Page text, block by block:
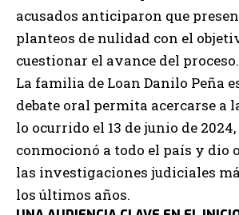
acusados anticiparon que
planteos de nulidad con el
cuestionar el avance del proceso.
La familia de Loan Danilo Peña
debate oral permita acercarse a
lo ocurrido el 13 de junio de
conmocionó a todo el país y dio
las investigaciones judiciales
los últimos años.